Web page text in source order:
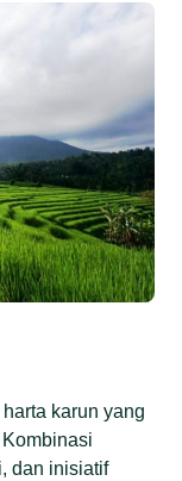
karun yang
dan inisiatif